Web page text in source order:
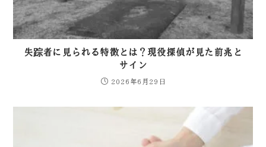
失踪者に見られる特徴とは？現役探偵が見た前兆と
サイン
2026年6月29日